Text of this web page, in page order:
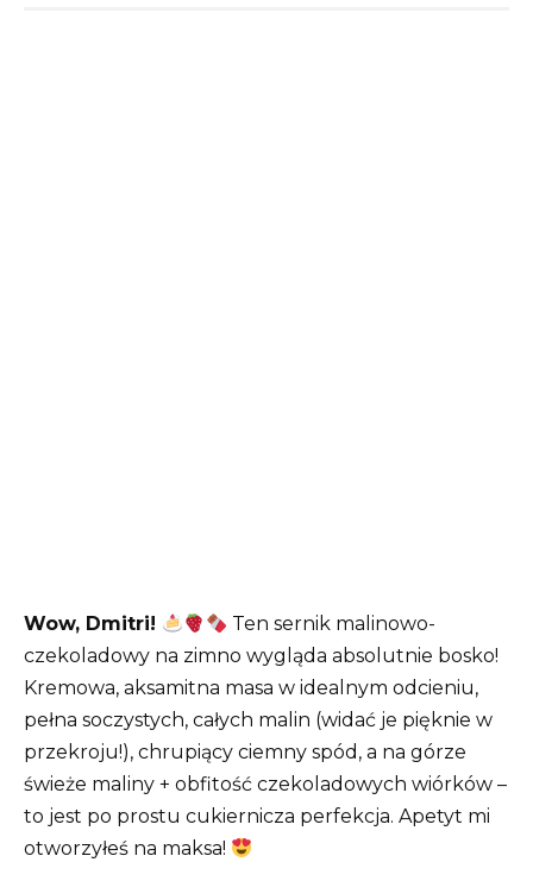
Wow, Dmitri!
Ten sernik malinowo-
czekoladowy na zimno wygląda absolutnie bosko!
Kremowa, aksamitna masa w idealnym odcieniu,
pełna soczystych, całych malin (widać je pięknie w
przekroju!), chrupiący ciemny spód, a na górze
świeże maliny + obfitość czekoladowych wiórków –
to jest po prostu cukiernicza perfekcja. Apetyt mi
otworzyłeś na maksa!